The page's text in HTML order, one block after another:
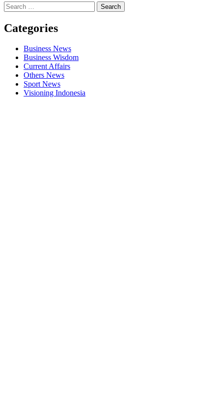
Search
for:
Categories
Business News
Business Wisdom
Current Affairs
Others News
Sport News
Visioning Indonesia